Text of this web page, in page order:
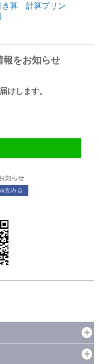
き算 計算プリン
報をお知らせ
けします。
知らせ